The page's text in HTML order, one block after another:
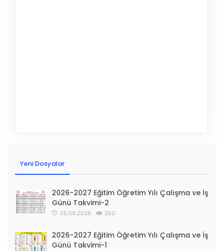
Yeni Dosyalar
2026-2027 Eğitim Öğretim Yılı Çalışma ve İş
Günü Takvimi-2
05.08.2026 250
2026-2027 Eğitim Öğretim Yılı Çalışma ve İş
Günü Takvimi-1